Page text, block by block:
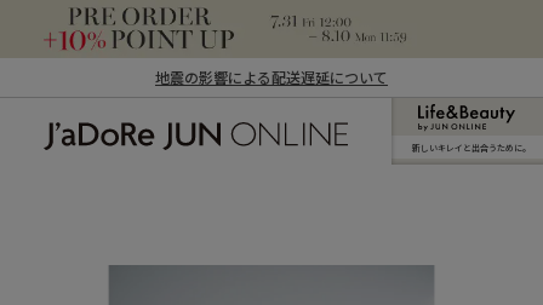
地震の影響による配送遅延について
新しいキレイと出合うために。